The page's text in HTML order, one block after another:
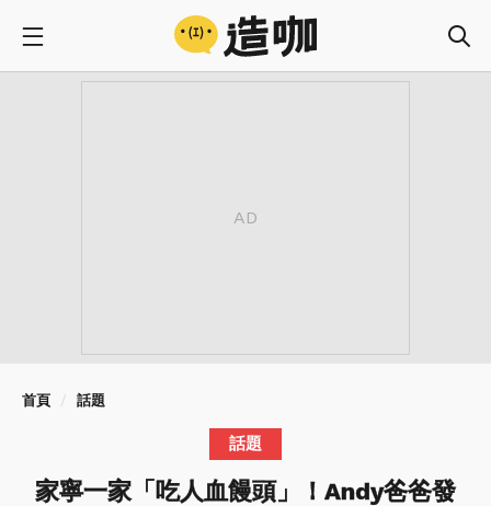
首頁 話題
話題
家寧一家「吃人血饅頭」！Andy爸爸發